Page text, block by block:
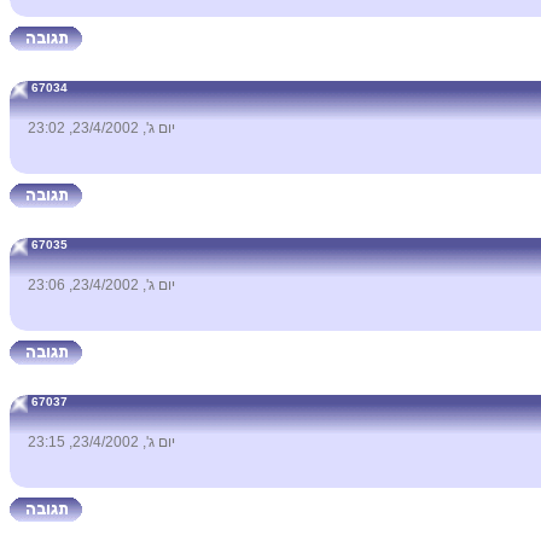
67034
יום ג', 23/4/2002, 23:02
67035
יום ג', 23/4/2002, 23:06
67037
יום ג', 23/4/2002, 23:15